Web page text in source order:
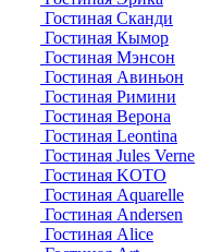
Гостиная Сканди
Гостиная Кымор
Гостиная Мэнсон
Гостиная Авиньон
Гостиная Римини
Гостиная Верона
Гостиная Leontina
Гостиная Jules Verne
Гостиная KOTO
Гостиная Aquarelle
Гостиная Andersen
Гостиная Alice